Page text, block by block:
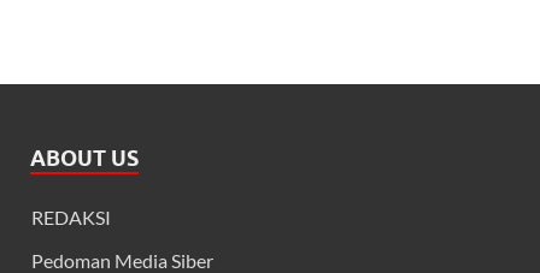
ABOUT US
REDAKSI
Pedoman Media Siber